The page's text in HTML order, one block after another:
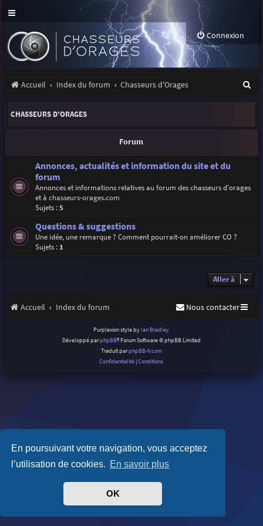
En poursuivant votre navigation, vous acceptez
l’utilisation de cookies. En savoir plus
OK
Connexion
Accueil Index du forum Chasseurs d'Orages
e
e
CHASSEURS D'ORAGES
Forum
Annonces, actualités et information du site et du
forum
Annonces et informations relatives au forum des chasseurs d'orages
et à chasseurs-orages.com
Sujets :5
Questions & suggestions
Une idée, une remarque ? Comment pourrait-on améliorer CO ?
Sujets : 1
Aller à
Accueil Index du forum Nous contacter
Purplexion style by Ian Bradley
Développé parphpBB® Forum Software © phpBB Limited
Traduit parphpBB-fr.com
Confidentialité |Conditions